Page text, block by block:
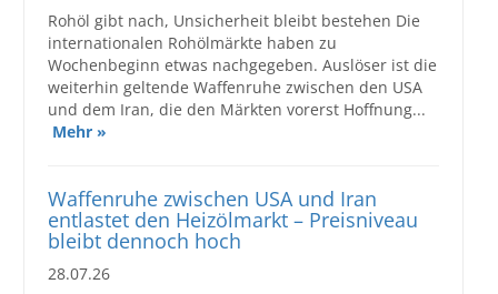
Händler
Hilfe und Kontakt
Shop
Rohöl gibt nach, Unsicherheit bleibt bestehen Die
internationalen Rohölmärkte haben zu
Wochenbeginn etwas nachgegeben. Auslöser ist die
weiterhin geltende Waffenruhe zwischen den USA
und dem Iran, die den Märkten vorerst Hoffnung...
Mehr »
Waffenruhe zwischen USA und Iran
entlastet den Heizölmarkt – Preisniveau
bleibt dennoch hoch
28.07.26